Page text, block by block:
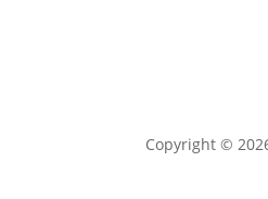
Copyright ©